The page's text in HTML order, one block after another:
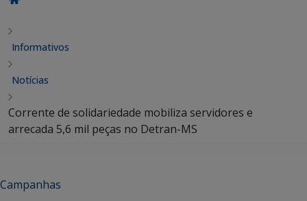
Informativos
Notícias
Corrente de solidariedade mobiliza servidores e
arrecada 5,6 mil peças no Detran-MS
Campanhas